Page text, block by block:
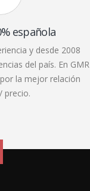
española
y desde 2008
del país. En GMR
la mejor relación
precio.